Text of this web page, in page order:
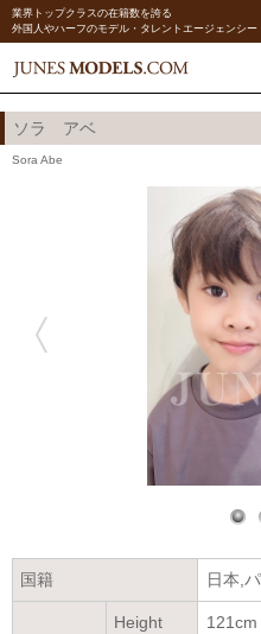
業界トップクラスの在籍数を誇る
外国人やハーフのモデル・タレントエージェンシー
ソラ アベ
Sora Abe
国籍 日本,
Height 121cm